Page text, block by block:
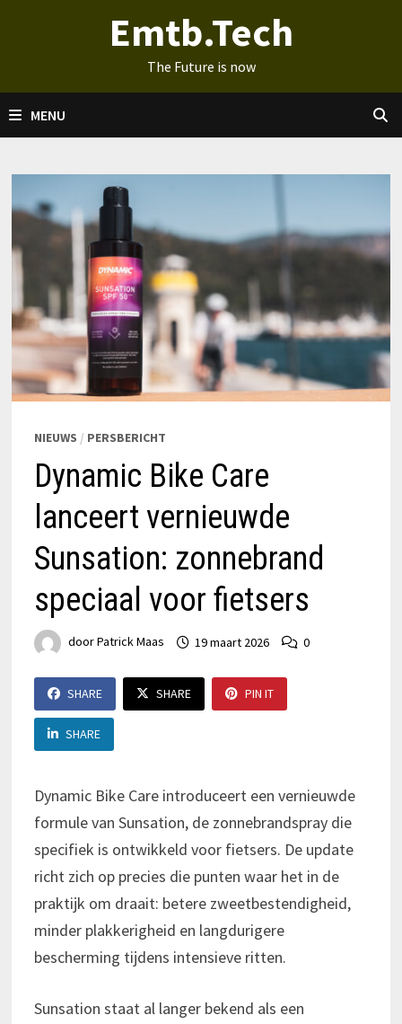
Emtb.Tech
The Future is now
MENU
NIEUWS / PERSBERICHT
Dynamic Bike Care
lanceert vernieuwde
Sunsation: zonnebrand
speciaal voor fietsers
doorPatrick Maas 19 maart 2026 0
SHARE SHARE PIN IT
SHARE
Dynamic Bike Care introduceert een vernieuwde
formule van Sunsation, de zonnebrandspray die
specifiek is ontwikkeld voor fietsers. De update
richt zich op precies die punten waar het in de
praktijk om draait: betere zweetbestendigheid,
minder plakkerigheid en langdurigere
bescherming tijdens intensieve ritten.
Sunsation staat al langer bekend als een